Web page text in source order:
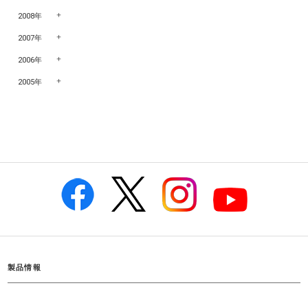
2008年
2007年
2006年
2005年
製品情報